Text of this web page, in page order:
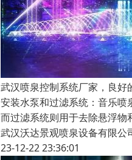
武汉喷泉控制系统厂家，良好
安装水泵和过滤系统：音乐
而过滤系统则用于去除悬浮
武汉沃达景观喷泉设备有限公
23-12-22 23:36:01